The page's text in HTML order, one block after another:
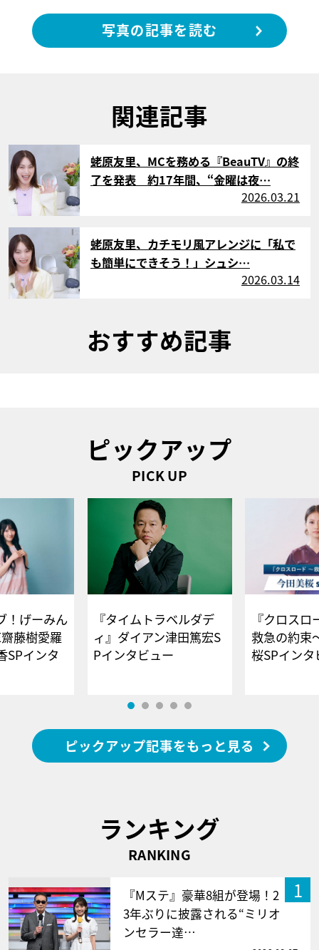
写真の記事を読む
関連記事
サムネイル
蛯原友里、MCを務める『BeauTV』の終
了を発表 約17年間、“金曜は夜…
2026.03.21
蛯原友里、カチモリ風アレンジに「私で
も簡単にできそう！」シュシ…
2026.03.14
おすすめ記事
ピックアップ
PICK UP
！げーみん
藤樹愛羅
SPインタ
『タイムトラベルダデ
ィ』ダイアン津田篤宏S
Pインタビュー
『クロス
救急の約束
桜SPイ
ピックアップ記事をもっと見る
ランキング
RANKING
1
『Mステ』豪華8組が登場！2
3年ぶりに披露される“ミリオ
ンセラー達…